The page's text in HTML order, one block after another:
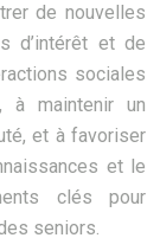
de nouvelles
d’intérêt et de
sociales
à maintenir un
et à favoriser
et le
clés pour
seniors.